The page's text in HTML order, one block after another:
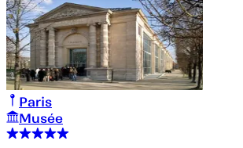
Paris
Musée